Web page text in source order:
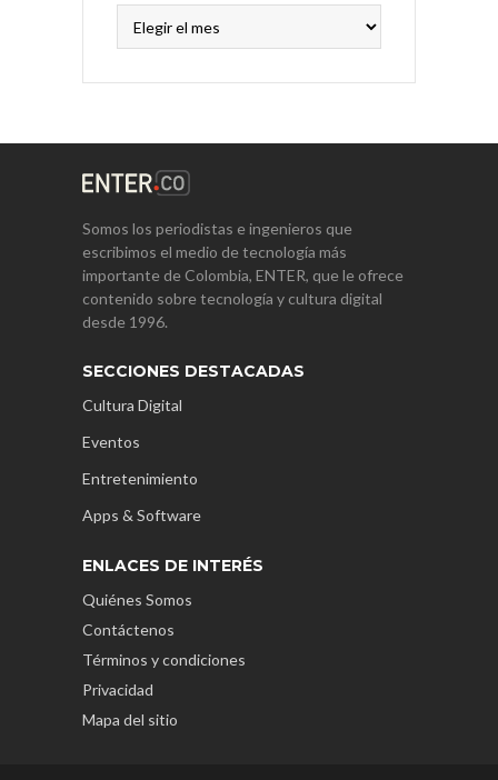
Somos los periodistas e ingenieros que
escribimos el medio de tecnología más
importante de Colombia, ENTER, que le ofrece
contenido sobre tecnología y cultura digital
desde 1996.
SECCIONES DESTACADAS
Cultura Digital
Eventos
Entretenimiento
Apps & Software
ENLACES DE INTERÉS
Quiénes Somos
Contáctenos
Términos y condiciones
Privacidad
Mapa del sitio